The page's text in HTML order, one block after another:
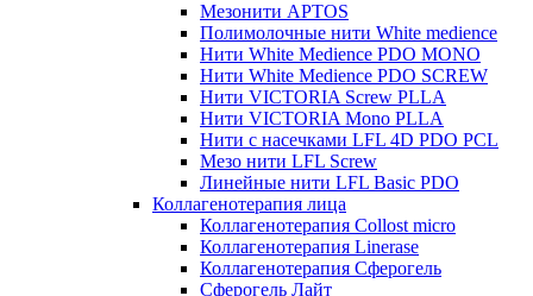
Мезонити APTOS
Полимолочные нити White medience
Нити White Medience PDO MONO
Нити White Medience PDO SCREW
Нити VICTORIA Screw PLLA
Нити VICTORIA Mono PLLA
Нити с насечками LFL 4D PDO PCL
Мезо нити LFL Screw
Линейные нити LFL Basic PDO
Коллагенотерапия лица
Коллагенотерапия Collost micro
Коллагенотерапия Linerase
Коллагенотерапия Сферогель
Сферогель Лайт